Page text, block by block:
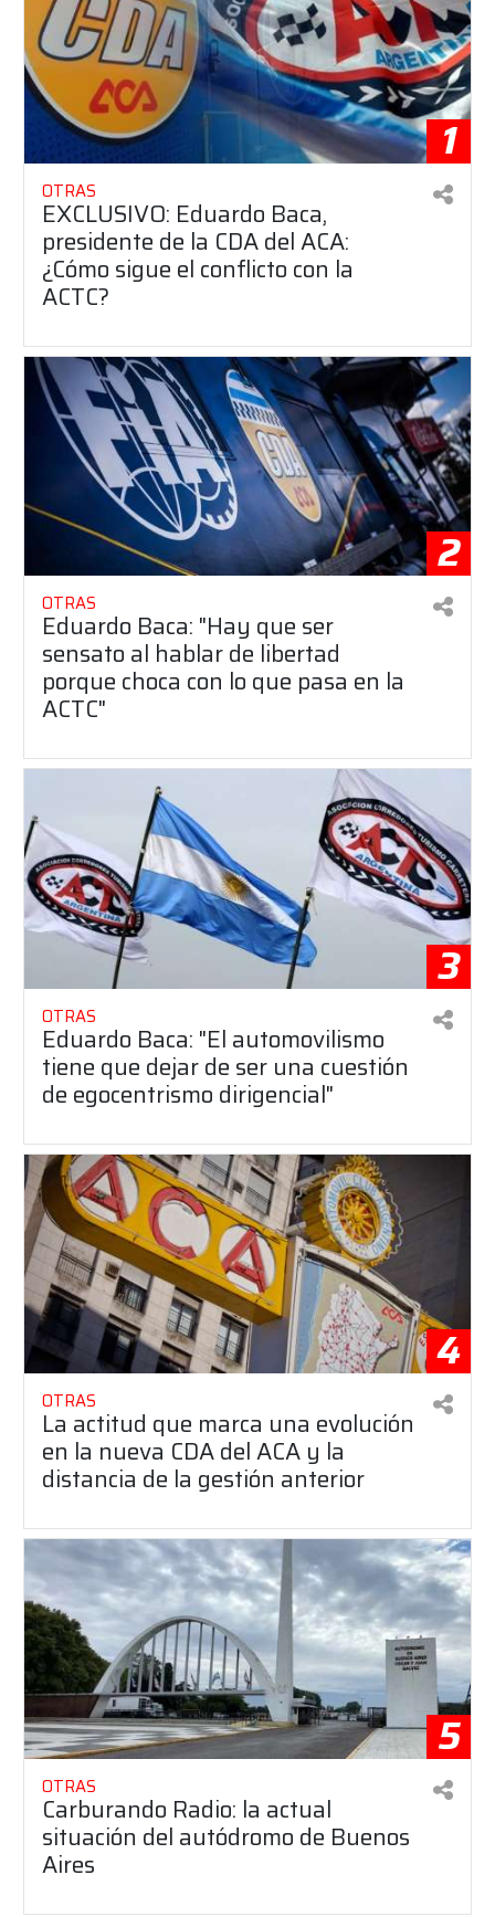
1
OTRAS
EXCLUSIVO: Eduardo Baca,
presidente de la CDA del ACA:
¿Cómo sigue el conflicto con la
ACTC?
2
OTRAS
Eduardo Baca: "Hay que ser
sensato al hablar de libertad
porque choca con lo que pasa en la
ACTC"
3
OTRAS
Eduardo Baca: "El automovilismo
tiene que dejar de ser una cuestión
de egocentrismo dirigencial"
4
OTRAS
La actitud que marca una evolución
en la nueva CDA del ACA y la
distancia de la gestión anterior
5
OTRAS
Carburando Radio: la actual
situación del autódromo de Buenos
Aires